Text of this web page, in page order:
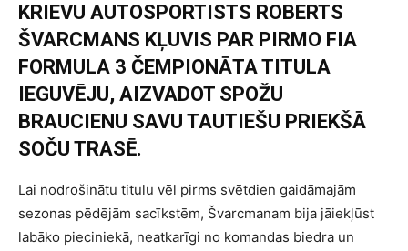
KRIEVU AUTOSPORTISTS ROBERTS
ŠVARCMANS KĻUVIS PAR PIRMO FIA
FORMULA 3 ČEMPIONĀTA TITULA
IEGUVĒJU, AIZVADOT SPOŽU
BRAUCIENU SAVU TAUTIEŠU PRIEKŠĀ
SOČU TRASĒ.
Lai nodrošinātu titulu vēl pirms svētdien gaidāmajām
sezonas pēdējām sacīkstēm, Švarcmanam bija jāiekļūst
labāko pieciniekā, neatkarīgi no komandas biedra un